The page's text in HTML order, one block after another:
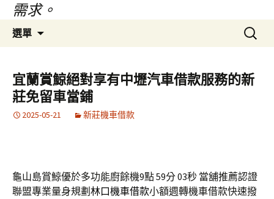
需求。
選單
容
區
搜
尋
鍵
字:
宜蘭賞鯨絕對享有中壢汽車借款服務的新
莊免留車當鋪
2025-05-21 新莊機車借款
龜山島賞鯨優於多功能廚餘機9點 59分 03秒 當舖推薦認證
聯盟專業量身規劃 林口機車借款小額週轉機車借款快速撥